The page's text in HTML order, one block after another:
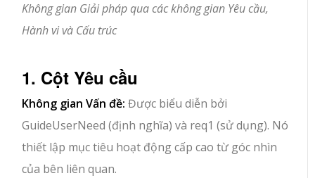
Không gian Giải pháp qua các không gian Yêu cầu,
Hành vi và Cấu trúc
1. Cột Yêu cầu
Không gian Vấn đề: Được biểu diễn bởi
GuideUserNeed (định nghĩa) và req1 (sử dụng). Nó
thiết lập mục tiêu hoạt động cấp cao từ góc nhìn
của bên liên quan.